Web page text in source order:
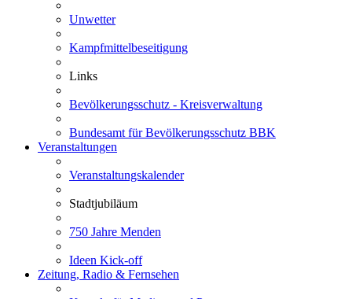
Unwetter
Kampfmittelbeseitigung
Links
Bevölkerungsschutz - Kreisverwaltung
Bundesamt für Bevölkerungsschutz BBK
Veranstaltungen
Veranstaltungskalender
Stadtjubiläum
750 Jahre Menden
Ideen Kick-off
Zeitung, Radio & Fernsehen